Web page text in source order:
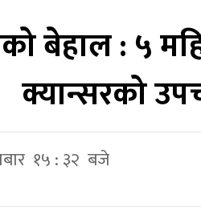
बेहाल : ५
क्यान्सरको
१५ : ३२ बजे